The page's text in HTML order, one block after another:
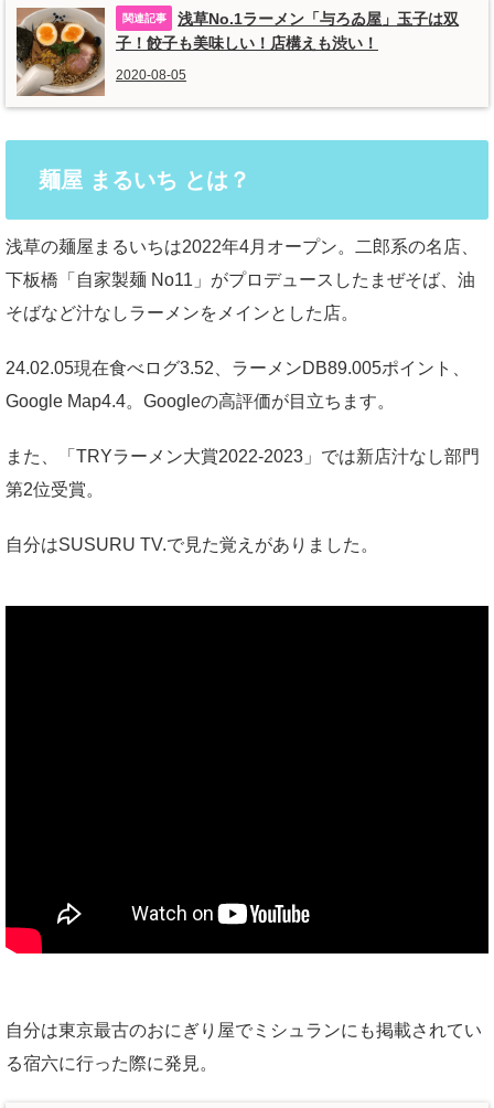
浅草No.1ラーメン「与ろゐ屋」玉子は双
子！餃子も美味しい！店構えも渋い！
2020-08-05
麺屋 まるいち とは？
浅草の麺屋まるいちは2022年4月オープン。二郎系の名店、
下板橋「自家製麺 No11」がプロデュースしたまぜそば、油
そばなど汁なしラーメンをメインとした店。
24.02.05現在食べログ3.52、ラーメンDB89.005ポイント、
Google Map4.4。Googleの高評価が目立ちます。
また、「TRYラーメン大賞2022-2023」では新店汁なし部門
第2位受賞。
自分はSUSURU TV.で見た覚えがありました。
自分は東京最古のおにぎり屋でミシュランにも掲載されてい
る宿六に行った際に発見。